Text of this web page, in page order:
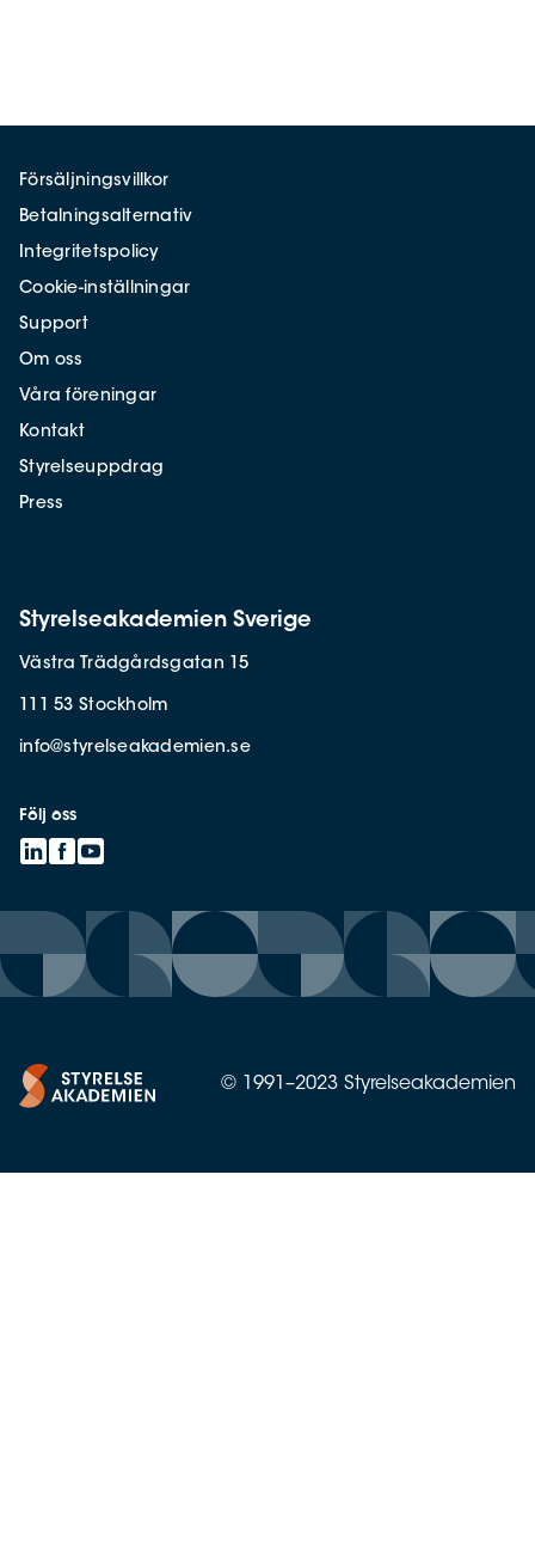
Styrelseakademien Sverige
Västra Trädgårdsgatan 15
111 53 Stockholm
info@styrelseakademien.se
Följ oss
Försäljningsvillkor
Betalningsalternativ
Integritetspolicy
Cookie-inställningar
Support
Om oss
Våra föreningar
Kontakt
Styrelseuppdrag
Press
© 1991–2023 Styrelseakademien